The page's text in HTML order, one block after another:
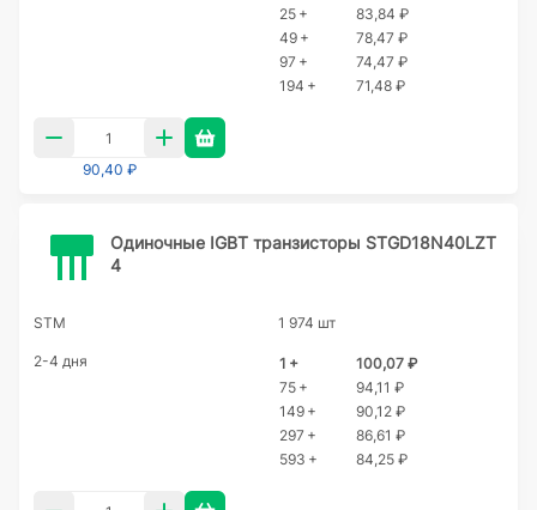
25 +
83,84 ₽
49 +
78,47 ₽
97 +
74,47 ₽
194 +
71,48 ₽
90,40 ₽
Одиночные IGBT транзисторы STGD18N40LZT
4
STM 1 974 шт
2-4 дня 1 +
100,07 ₽
75 +
94,11 ₽
149 +
90,12 ₽
297 +
86,61 ₽
593 +
84,25 ₽